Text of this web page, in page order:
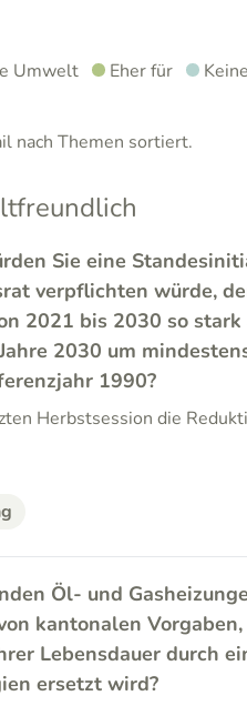
Umwelt Eher für
nach Themen sortiert.
Sie eine
verpflichten würde,
2021 bis 2030 so stark
2030 um
1990?
Herbstsession die
Öl- und
kantonalen
Lebensdauer durch
ersetzt wird?